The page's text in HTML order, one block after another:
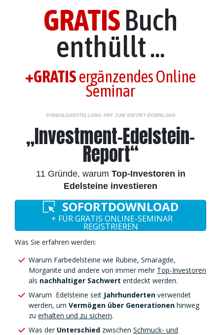
GRATISBuch
enthüllt ...
+GRATISergänzendes Online
Seminar
SYMBOLDARSTELLUNG: PDF ZUM SOFORT-DOWNLOAD
„Investment-Edelstein-
Report“
11 Gründe, warum Top-Investoren in
Edelsteine investieren
SOFORTDOWNLOAD
+ FÜR GRATIS ONLINE-SEMINAR
REGISTRIEREN
Was Sie erfahren werden:
Warum Farbedelsteine wie Rubine, Smaragde,
Morganite und andere von immer mehr Top-Investoren
als nachhaltiger Sachwert entdeckt werden.
Warum Edelsteine seit Jahrhunderten verwendet
werden, um Vermögen über Generationen hinweg
zu erhalten und zu sichern.
Was der Unterschied zwischen Schmuck- und